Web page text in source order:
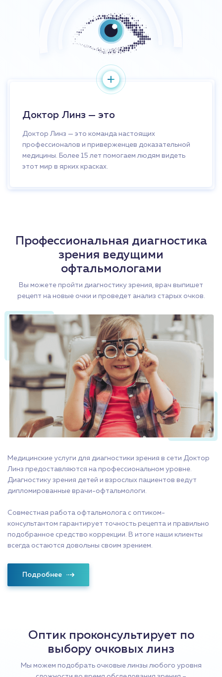
Доктор Линз — это
Доктор Линз — это команда настоящих
профессионалов и приверженцев доказательной
медицины. Более 15 лет помогаем людям видеть
этот мир в ярких красках.
Профессиональная диагностика
зрения ведущими
офтальмологами
Вы можете пройти диагностику зрения, врач выпишет
рецепт на новые очки и проведет анализ старых очков.
Медицинские услуги для диагностики зрения в сети Доктор
Линз предоставляются на профессиональном уровне.
Диагностику зрения детей и взрослых пациентов ведут
дипломированные врачи-офтальмологи.
Совместная работа офтальмолога с оптиком-
консультантом гарантирует точность рецепта и правильно
подобранное средство коррекции. В итоге наши клиенты
всегда остаются довольны своим зрением.
Подробнее
Оптик проконсультирует по
выбору очковых линз
Мы можем подобрать очковые линзы любого уровня